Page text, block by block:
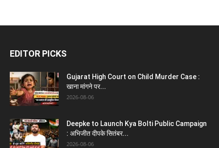
EDITOR PICKS
Gujarat High Court on Child Murder Case :
खाना मांगने पर...
2026-08-06
Deepke to Launch Kya Bolti Public Campaign
: अभिजीत दीपके सितंबर...
2026-08-06